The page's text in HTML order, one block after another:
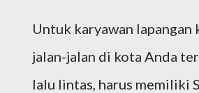
Untuk karyawan
jalan-jalan di kota Anda
lalu lintas, harus memiliki